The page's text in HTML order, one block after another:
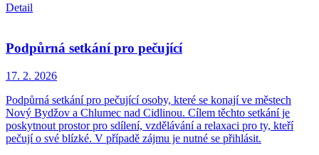
Detail
Podpůrná setkání pro pečující
17. 2. 2026
Podpůrná setkání pro pečující osoby, které se konají ve městech
Nový Bydžov a Chlumec nad Cidlinou. Cílem těchto setkání je
poskytnout prostor pro sdílení, vzdělávání a relaxaci pro ty, kteří
pečují o své blízké. V případě zájmu je nutné se přihlásit.